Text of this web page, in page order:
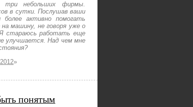
небольших фирмы.
в сутки. Послушав ваши
более активно помогать
машину, не говоря уже о
стараюсь работать еще
улучшается. Над чем мне
»
понятым